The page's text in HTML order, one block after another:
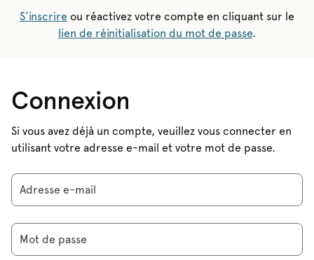
S’inscrire ou réactivez votre compte en cliquant sur le
lien de réinitialisation du mot de passe.
Connexion
Si vous avez déjà un compte, veuillez vous connecter en
utilisant votre adresse e-mail et votre mot de passe.
Adresse e-mail
Mot de passe